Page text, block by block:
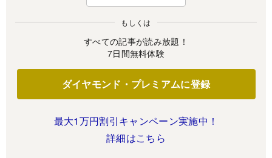
もしくは
すべての記事が読み放題！
7日間無料体験
ダイヤモンド・プレミアムに登録
最大1万円割引キャンペーン実施中！
詳細はこちら